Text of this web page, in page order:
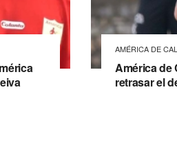
AMÉRICA DE
América de
retrasar el